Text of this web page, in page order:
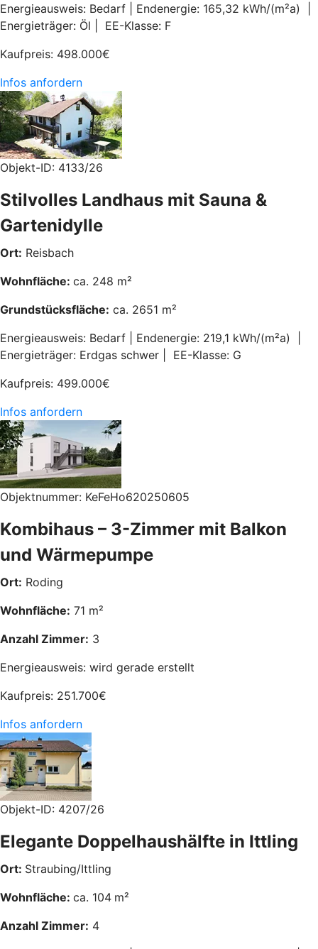
Energieausweis: Bedarf | Endenergie: 165,32 kWh/(m²a) |
Energieträger: Öl | EE-Klasse: F
Kaufpreis: 498.000€
Infos anfordern
Objekt-ID: 4133/26
Stilvolles Landhaus mit Sauna &
Gartenidylle
Ort: Reisbach
Wohnfläche: ca. 248 m²
Grundstücksfläche: ca. 2651 m²
Energieausweis: Bedarf | Endenergie: 219,1 kWh/(m²a) |
Energieträger: Erdgas schwer | EE-Klasse: G
Kaufpreis: 499.000€
Infos anfordern
Objektnummer: KeFeHo620250605
Kombihaus – 3-Zimmer mit Balkon
und Wärmepumpe
Ort: Roding
Wohnfläche: 71 m²
Anzahl Zimmer: 3
Energieausweis: wird gerade erstellt
Kaufpreis: 251.700€
Infos anfordern
Objekt-ID: 4207/26
Elegante Doppelhaushälfte in Ittling
Ort: Straubing/Ittling
Wohnfläche: ca. 104 m²
Anzahl Zimmer: 4